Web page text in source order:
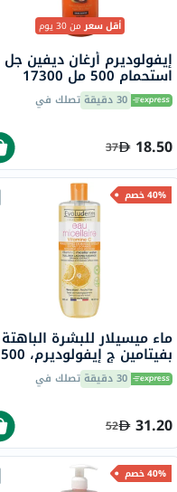
أقل سعرمن 30 يوم
إيفولوديرم أرغان ديفين جل
استحمام 500 مل 17300
30 دقيقة تصلك في
18.50
37
40% خصم
ماء ميسيلار للبشرة الباهتة
بفيتامين ج إيفولوديرم، 500
مل 30 دقيقة تصلك في
31.20
52
40% خصم